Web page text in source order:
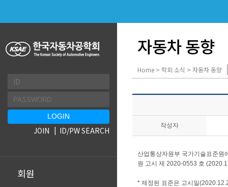
회원
JOIN ID/PW SEARCH
자동차 동향
Home > 학회 소식 > 자동차 동향
작성자
산업통상자원부 국가기술표준원
원 고시 제 2020-0553 호
* 제정된 표준은 고시일